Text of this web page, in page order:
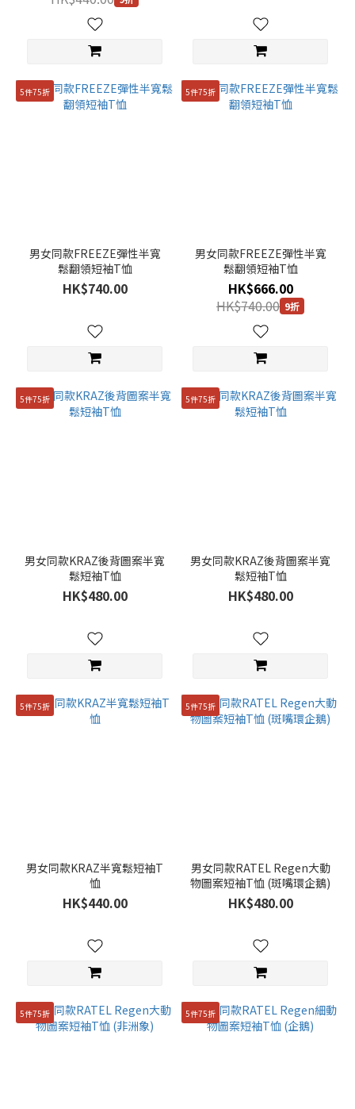
5件75折
男女同款FREEZE彈性半寬
鬆翻領短袖T恤
HK$740.00
5件75折
男女同款FREEZE彈性半寬
鬆翻領短袖T恤
HK$666.00
HK$740.00 9折
5件75折
男女同款KRAZ後背圖案半寬
鬆短袖T恤
HK$480.00
5件75折
男女同款KRAZ後背圖案半寬
鬆短袖T恤
HK$480.00
5件75折
男女同款KRAZ半寬鬆短袖T
恤
HK$440.00
5件75折
男女同款RATEL Regen大動
物圖案短袖T恤 (斑嘴環企鵝)
HK$480.00
5件75折 5件75折